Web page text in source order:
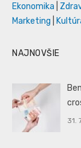
Ekonomika
Marketing
NAJNOVŠIE
31.